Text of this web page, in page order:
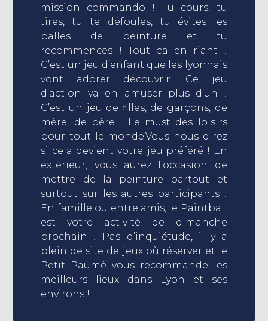
mission commando ! Tu cours, tu
tires, tu te défoules, tu évites les
balles de peinture et tu
recommences ! Tout ça en riant !
C’est un jeu d’enfant que les lyonnais
vont adorer découvrir. Ce jeu
d’action va en amuser plus d’un !
C’est un jeu de filles, de garçons, de
mère, de père ! Le must des loisirs
pour tout le monde.Vous nous direz
si cela devient votre jeu préféré ! En
extérieur, vous aurez l’occasion de
mettre de la peinture partout et
surtout sur les autres participants !
En famille ou entre amis, le Paintball
est votre activité de dimanche
prochain ! Pas d’inquiétude, il y a
plein de site de jeux où réserver et le
Petit Paumé vous recommande les
meilleurs lieux dans Lyon et ses
environs !